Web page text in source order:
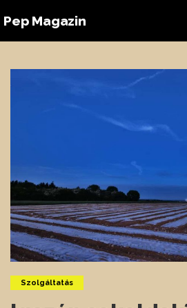
Pep Magazin
Szolgáltatás